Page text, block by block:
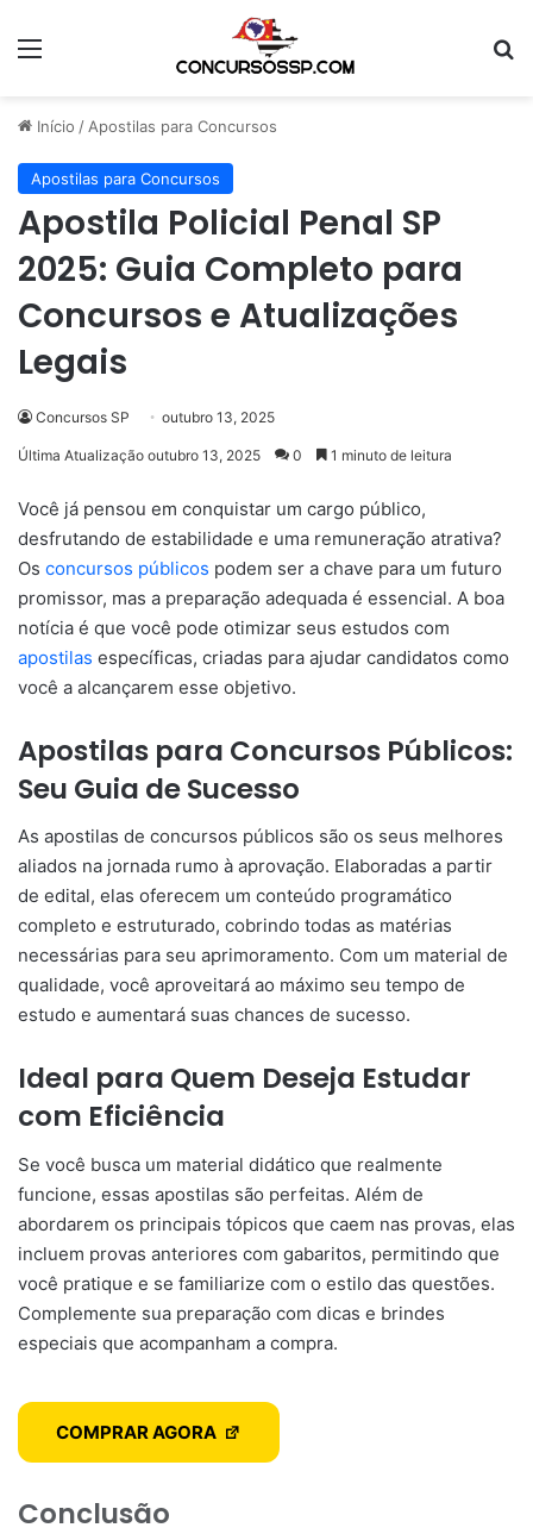
Menu
Início / Apostilas para Concursos
Apostilas para Concursos
Apostila Policial Penal SP
2025: Guia Completo para
Concursos e Atualizações
Legais
Concursos SP outubro 13, 2025
Última Atualização outubro 13, 2025 0 1 minuto de leitura
Você já pensou em conquistar um cargo público,
desfrutando de estabilidade e uma remuneração atrativa?
Os concursos públicos podem ser a chave para um futuro
promissor, mas a preparação adequada é essencial. A boa
notícia é que você pode otimizar seus estudos com
apostilas específicas, criadas para ajudar candidatos como
você a alcançarem esse objetivo.
Apostilas para Concursos Públicos:
Seu Guia de Sucesso
As apostilas de concursos públicos são os seus melhores
aliados na jornada rumo à aprovação. Elaboradas a partir
de edital, elas oferecem um conteúdo programático
completo e estruturado, cobrindo todas as matérias
necessárias para seu aprimoramento. Com um material de
qualidade, você aproveitará ao máximo seu tempo de
estudo e aumentará suas chances de sucesso.
Ideal para Quem Deseja Estudar
com Eficiência
Se você busca um material didático que realmente
funcione, essas apostilas são perfeitas. Além de
abordarem os principais tópicos que caem nas provas, elas
incluem provas anteriores com gabaritos, permitindo que
você pratique e se familiarize com o estilo das questões.
Complemente sua preparação com dicas e brindes
especiais que acompanham a compra.
COMPRAR AGORA
Conclusão